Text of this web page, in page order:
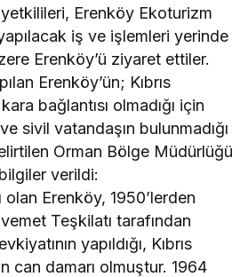
yetkilileri, Erenköy Ekoturizm
iş ve işlemleri yerinde
Erenköy’ü ziyaret ettiler.
Erenköy’ün; Kıbrıs
bağlantısı olmadığı için
sivil vatandaşın bulunmadığı
Orman Bölge Müdürlüğü
verildi:
olan Erenköy, 1950’lerden
Teşkilatı tarafından
yapıldığı, Kıbrıs
can damarı olmuştur. 1964